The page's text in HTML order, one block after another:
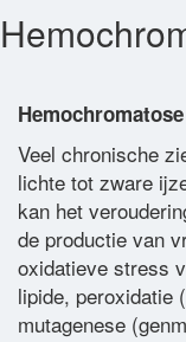
Over Ons
Nieuws
Woordenlijst
Contact
Veel chronische
lichte tot zware
kan het
de productie van
oxidatieve stress
lipide, peroxidatie
mutagenese